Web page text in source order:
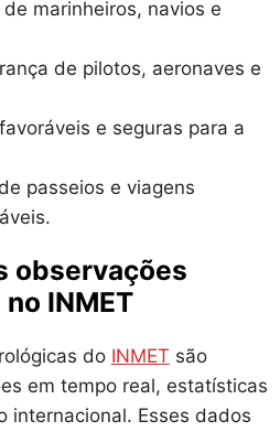
marinheiros, navios e
de pilotos, aeronaves e
e seguras para a
passeios e viagens
observações
INMET
do INMET são
em tempo real, estatísticas
internacional. Esses dados